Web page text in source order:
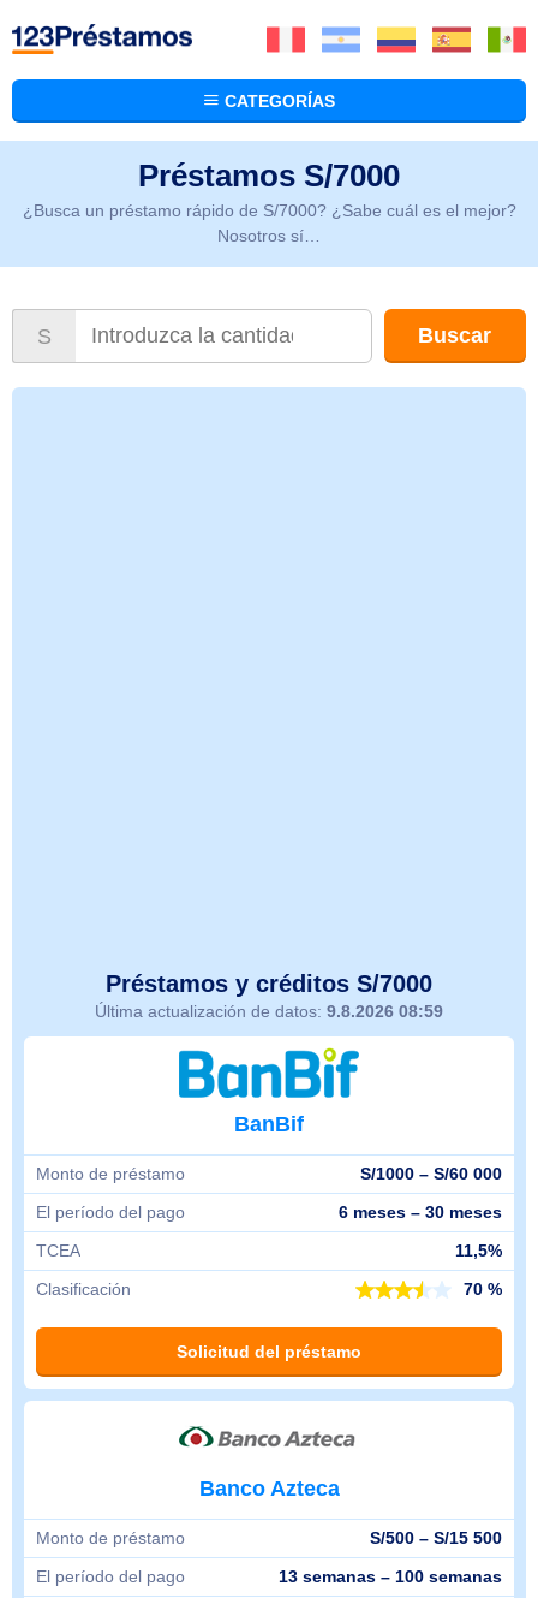
CATEGORÍAS
Préstamos S/7000
¿Busca un préstamo rápido de S/7000? ¿Sabe cuál es el mejor?
Nosotros sí…
S Buscar
Préstamos y créditos S/7000
Última actualización de datos: 9.8.2026 08:59
BanBif
Monto de préstamo
S/1000 – S/60 000
El período del pago
6 meses – 30 meses
TCEA
11,5%
Clasificación
70 %
Solicitud del préstamo
Banco Azteca
Monto de préstamo
S/500 – S/15 500
El período del pago
13 semanas – 100 semanas